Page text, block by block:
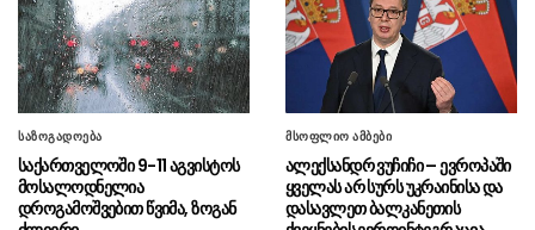
08.08 - 18:15“ამ ამორალური ადამიანების
დღის წესრიგით წლებია ოპოზიციის პოლიტიკა
იქმნებოდა”
08.08 - 17:52“ეს ადამიანები არანაირი
პატრიოტები არ არიან, რასაც შეუკვეთავენ იმას
აკეთებენ”
08.08 - 17:48პოლკოვნიკი მაიზერ გელოვანი
საზოგადოება
საქართველოში 9-11 აგვისტოს
მოსალოდნელია
დროგამოშვებით წვიმა, ზოგან
მსოფლიო ამბები
ალექსანდრ ვუჩიჩი – ევროპაში
ყველას არ სურს უკრაინისა და
დასავლეთ ბალკანეთის